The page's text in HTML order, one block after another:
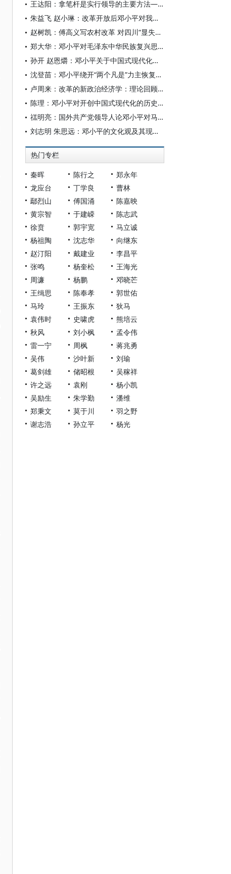
王达阳：拿笔杆是实行领导的主要方法——邓小平如何写稿改稿
朱益飞 赵小琳：改革开放后邓小平对我国科技人才培养的重视与推动
赵树凯：傅高义写农村改革 对四川“显失公平”
郑大华：邓小平对毛泽东中华民族复兴思想的继承和发展
孙开 赵恩爝：邓小平关于中国式现代化的价值取向、模式选择与文明诉求重要论述探析
沈登苗：邓小平绕开“两个凡是”力主恢复高考——兼论刘西尧在恢复高考中的重要作用
卢周来：改革的新政治经济学：理论回顾与未来发展
陈理：邓小平对开创中国式现代化的历史贡献
禚明亮：国外共产党领导人论邓小平对马克思主义中国化时代化的重大贡献
刘志明 朱思远：邓小平的文化观及其现实价值
热门专栏
秦晖 陈行之
郑永年
龙应台
丁学良
曹林
鄢烈山
傅国涌
陈嘉映
黄宗智
于建嵘
陈志武
徐贲
郭宇宽
马立诚
杨祖陶
沈志华
向继东
赵汀阳
戴建业
李昌平
张鸣
杨奎松
王海光
周濂
杨鹏
邓晓芒
王缉思
陈奉孝
郭世佑
马玲
王振东
狄马
袁伟时
史啸虎
熊培云
秋风
刘小枫
孟令伟
雷一宁
周枫
蒋兆勇
吴伟
沙叶新
刘瑜
葛剑雄
储昭根
吴稼祥
许之远
袁刚
杨小凯
吴励生
朱学勤
潘维
郑秉文
莫于川
羽之野
谢志浩
孙立平 杨光